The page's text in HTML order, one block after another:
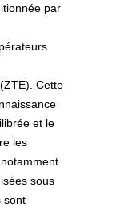
par
Cette
et le
les
sous
sont